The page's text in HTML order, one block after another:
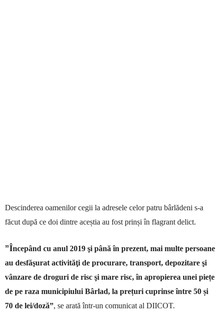
Descinderea oamenilor cegii la adresele celor patru bârlădeni s-a
făcut după ce doi dintre aceștia au fost prinși în flagrant delict.
”Începând cu anul 2019 şi până în prezent, mai multe persoane
au desfăşurat activităţi de procurare, transport, depozitare şi
vânzare de droguri de risc şi mare risc, în apropierea unei piețe
de pe raza municipiului Bârlad, la prețuri cuprinse între 50 și
70 de lei/doză”, se arată într-un comunicat al DIICOT.